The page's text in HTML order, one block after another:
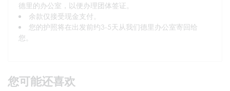
德里的办公室，以便办理团体签证。
余款仅接受现金支付。
您的护照将在出发前约3-5天从我们德里办公室寄回给
您。
您可能还喜欢